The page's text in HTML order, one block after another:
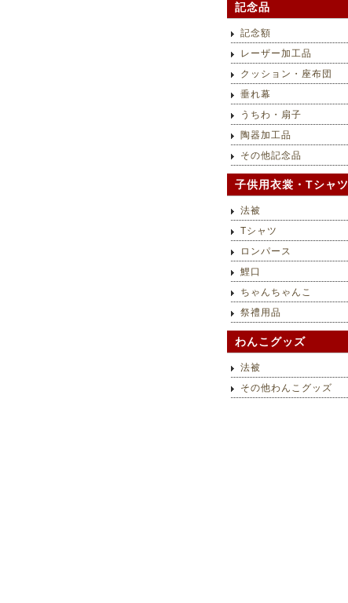
記念品
記念額
レーザー加工品
クッション・座布団
垂れ幕
うちわ・扇子
陶器加工品
その他記念品
子供用衣裳・Tシャツ
法被
Tシャツ
ロンパース
鯉口
ちゃんちゃんこ
祭禮用品
わんこグッズ
法被
その他わんこグッズ